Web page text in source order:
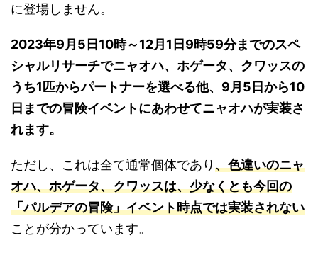
に登場しません。
2023年9月5日10時～12月1日9時59分までのスペ
シャルリサーチでニャオハ、ホゲータ、クワッスの
うち1匹からパートナーを選べる他、9月5日から10
日までの冒険イベントにあわせてニャオハが実装さ
れます。
ただし、これは全て通常個体であり、色違いのニャ
オハ、ホゲータ、クワッスは、少なくとも今回の
「パルデアの冒険」イベント時点では実装されない
ことが分かっています。